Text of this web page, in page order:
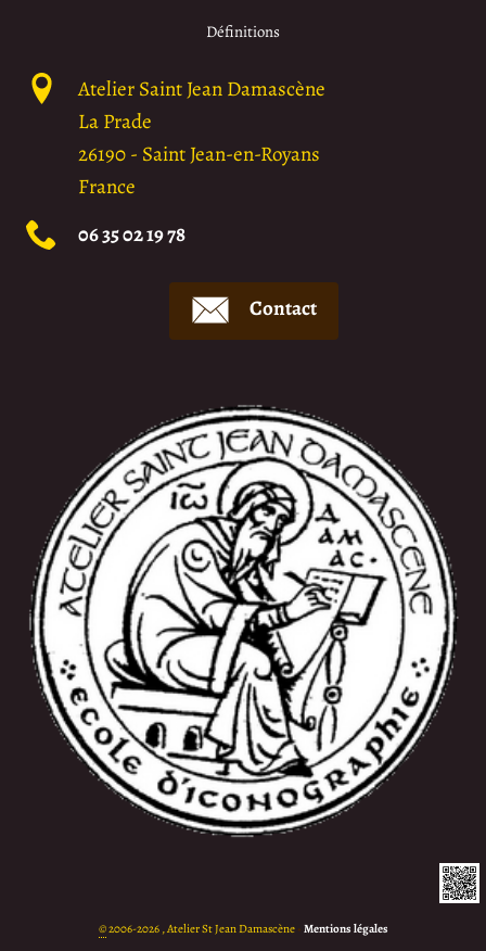
Définitions
Atelier Saint Jean Damascène
La Prade
26190- Saint Jean-en-Royans
France
06 35 02 19 78
Contact
©2006-2026 , Atelier St Jean Damascène • Mentions légales